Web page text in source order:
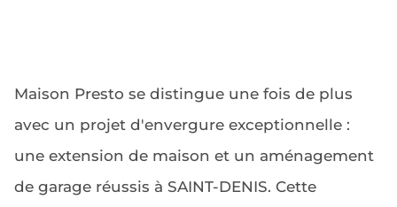
Maison Presto se distingue une fois de plus
avec un projet d'envergure exceptionnelle :
une extension de maison et un aménagement
de garage réussis à SAINT-DENIS. Cette